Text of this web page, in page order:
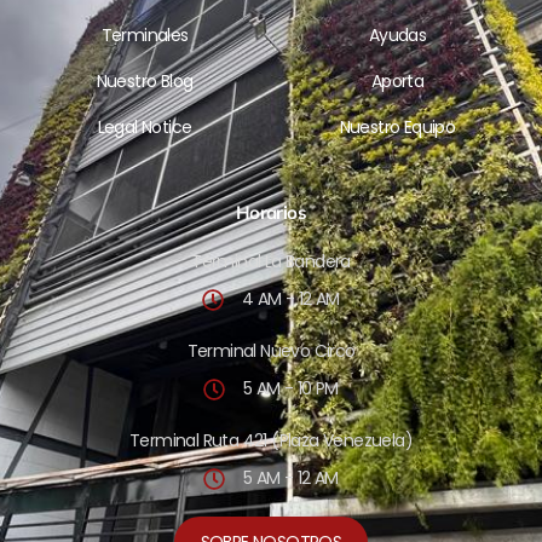
Terminales
Nuestro Blog
Legal Notice
Ayudas
Aporta
Nuestro Equipo
Horarios
Terminal La Bandera
4 AM - 12 AM
Terminal Nuevo Circo
5 AM - 10 PM
Terminal Ruta 421 (Plaza Venezuela)
5 AM - 12 AM